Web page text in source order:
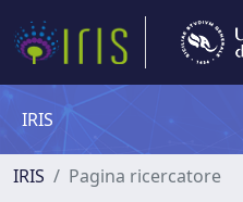
IRIS
IRIS Pagina ricercatore